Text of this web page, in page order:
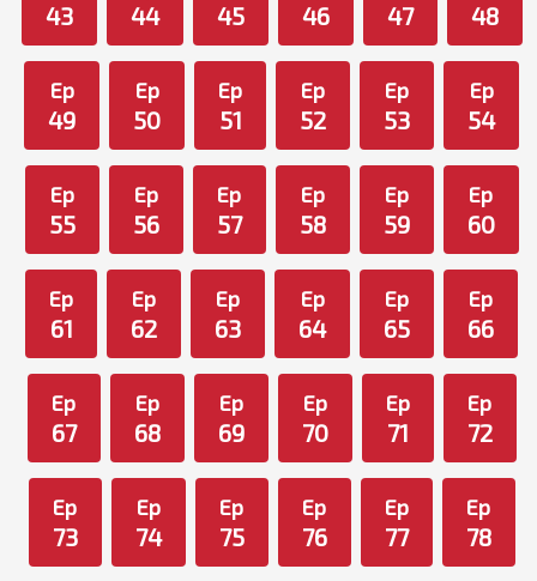
43 44 45 46 47 48
Ep
49
Ep
50
Ep
51
Ep
52
Ep
53
Ep
54
Ep
55
Ep
56
Ep
57
Ep
58
Ep
59
Ep
60
Ep
61
Ep
62
Ep
63
Ep
64
Ep
65
Ep
66
Ep
67
Ep
68
Ep
69
Ep
70
Ep
71
Ep
72
Ep
73
Ep
74
Ep
75
Ep
76
Ep
77
Ep
78